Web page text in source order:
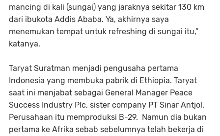
mancing di kali (sungai) yang jaraknya sekitar 130 km
dari ibukota Addis Ababa. Ya, akhirnya saya
menemukan tempat untuk refreshing di sungai itu,”
katanya.
Taryat Suratman menjadi pengusaha pertama
Indonesia yang membuka pabrik di Ethiopia. Taryat
saat ini menjabat sebagai General Manager Peace
Success Industry Plc, sister company PT Sinar Antjol.
Perusahaan itu memproduksi B-29. Namun dia bukan
pertama ke Afrika sebab sebelumnya telah bekerja di